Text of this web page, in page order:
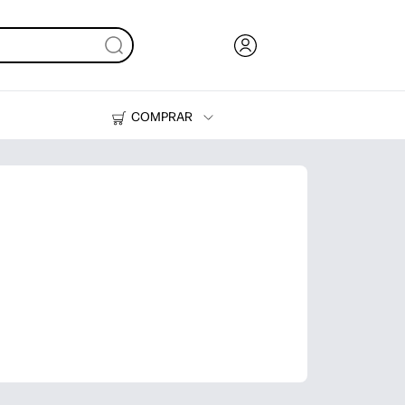
COMPRAR
Suprimentos